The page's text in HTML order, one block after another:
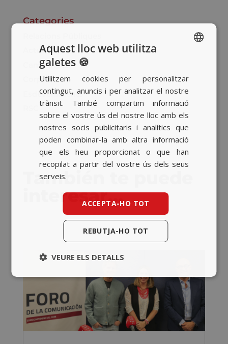
Categories
Actualitat
Campanyes
Corporatiu
Esdeveniments
También te puede
interesar…
BASQUE
ENGLISH
Aquest lloc web utilitza
galetes 🍪
Utilitzem cookies per personalitzar
contingut, anuncis i per analitzar el nostre
trànsit. També compartim informació
sobre el vostre ús del nostre lloc amb els
nostres socis publicitaris i analítics que
poden combinar-la amb altra informació
que els heu proporcionat o que han
recopilat a partir del vostre ús dels seus
serveis.
ACCEPTA-HO TOT
REBUTJA-HO TOT
VEURE ELS DETALLS